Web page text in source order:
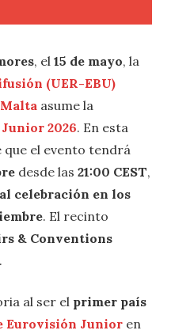
, el 15 de mayo, la
(UER-EBU)
Malta asume la
2026. En esta
que el evento tendrá
desde las 21:00 CEST,
celebración en los
. El recinto
& Conventions
.
al ser el primer país
Eurovisión Junior en